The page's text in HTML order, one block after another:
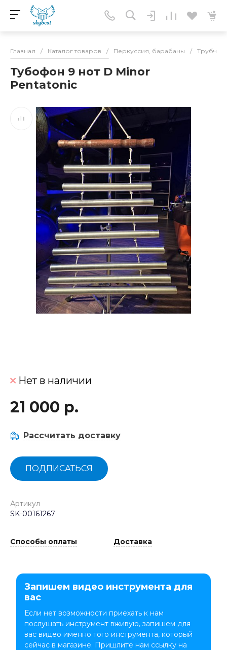
Главная / Каталог товаров / Перкуссия, барабаны /
Тубофон 9 нот D Minor
Pentatonic
Нет в наличии
21 000 р.
Рассчитать доставку
ПОДПИСАТЬСЯ
Артикул
SK-00161267
Способы оплаты Доставка
Запишем видео инструмента для
вас
Если нет возможности приехать к нам
послушать инструмент вживую, запишем для
вас видео именно того инструмента, который
сейчас в магазине. Пришлите нам ссылку на